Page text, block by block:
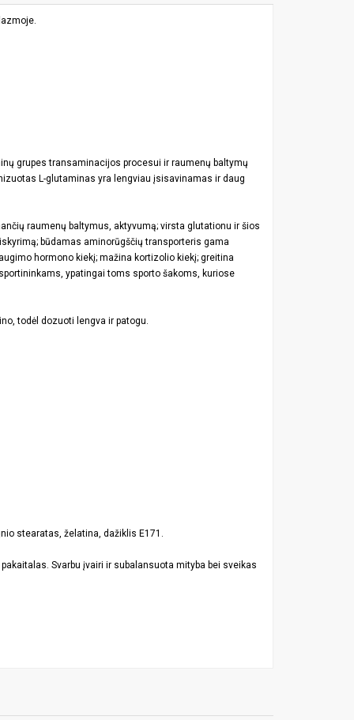
grupes transaminacijos procesui ir raumenų baltymų
L-glutaminas yra lengviau įsisavinamas ir daug
raumenų baltymus, aktyvumą; virsta glutationu ir šios
būdamas aminorūgščių transporteris gama
hormono kiekį; mažina kortizolio kiekį; greitina
ypatingai toms sporto šakoms, kuriose
todėl dozuoti lengva ir patogu.
stearatas, želatina, dažiklis E171.
Svarbu įvairi ir subalansuota mityba bei sveikas